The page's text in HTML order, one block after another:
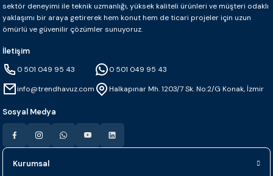
sektör deneyimi ile teknik uzmanlığı, yüksek kaliteli ürünleri ve müşteri odaklı
yaklaşımı bir araya getirerek hem konut hem de ticari projeler için uzun
ömürlü ve güvenilir çözümler sunuyoruz.
İletişim
0 501 049 95 43
info@trendhavuz.com
0 501 049 95 43
Halkapınar Mh. 1203/7 Sk. No:2/G Konak, İzmir
Sosyal Medya
Kurumsal